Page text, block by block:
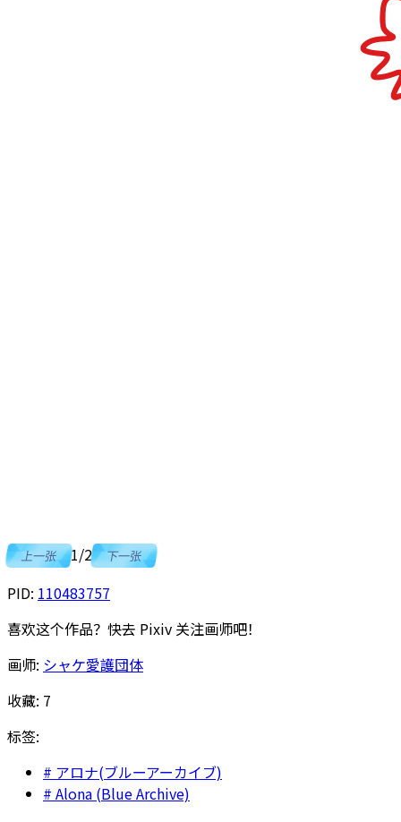
上一张 1/2 下一张
PID: 110483757
喜欢这个作品？快去 Pixiv 关注画师吧！
画师: シャケ愛護団体
收藏: 7
标签:
アロナ(ブルーアーカイブ)
Alona (Blue Archive)